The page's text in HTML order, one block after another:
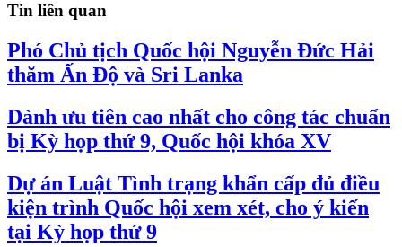
Tin liên quan
Phó Chủ tịch Quốc hội Nguyễn Đức Hải
thăm Ấn Độ và Sri Lanka
Dành ưu tiên cao nhất cho công tác chuẩn
bị Kỳ họp thứ 9, Quốc hội khóa XV
Dự án Luật Tình trạng khẩn cấp đủ điều
kiện trình Quốc hội xem xét, cho ý kiến
tại Kỳ họp thứ 9